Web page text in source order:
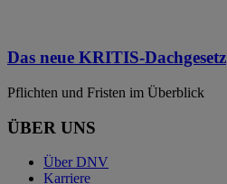
Das neue KRITIS-Dachgesetz
Pflichten und Fristen im Überblick
ÜBER UNS
Über DNV
Karriere